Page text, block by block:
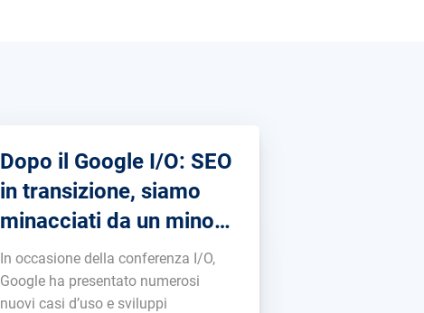
Dopo il Google I/O: SEO
in transizione, siamo
minacciati da un minor
traffico a causa dell’AI?
In occasione della conferenza I/O,
Google ha presentato numerosi
nuovi casi d’uso e sviluppi